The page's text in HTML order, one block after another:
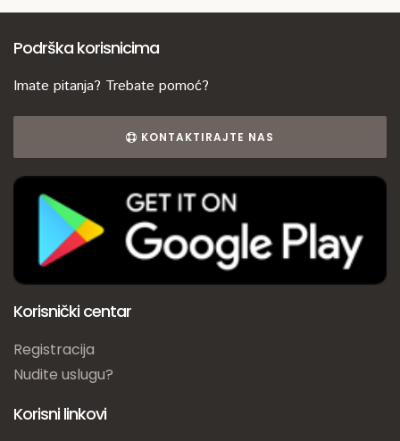
Podrška korisnicima
Imate pitanja? Trebate pomoć?
KONTAKTIRAJTE NAS
Korisnički centar
Registracija
Nudite uslugu?
Korisni linkovi